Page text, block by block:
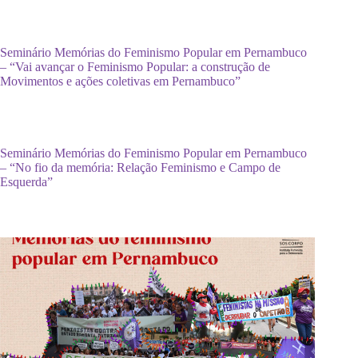
Seminário Memórias do Feminismo Popular em Pernambuco
– “Vai avançar o Feminismo Popular: a construção de
Movimentos e ações coletivas em Pernambuco”
Seminário Memórias do Feminismo Popular em Pernambuco
– “No fio da memória: Relação Feminismo e Campo de
Esquerda”